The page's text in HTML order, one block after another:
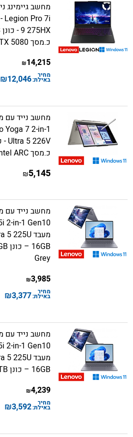
כ.מסך GeForce RTX 5080
14,215
₪
מחיר
באילת:12,046
₪
כ.מסך Intel ARC - אפור בהיר
5,145
₪
Grey
3,985
₪
מחיר
באילת:3,377
₪
16GB – כונן 1TB – צבע Luna Grey
4,239
₪
מחיר
באילת:3,592
₪